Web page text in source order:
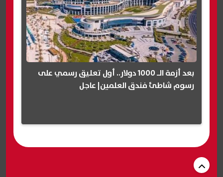
بعد أزمة الـ 1000 دولار.. أول تعليق رسمي على
رسوم شاطئ فندق العلمين| عاجل